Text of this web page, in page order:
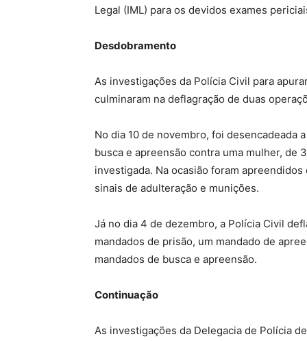
Legal (IML) para os devidos exames
Desdobramento
As investigações da Polícia Civil para
culminaram na deflagração de duas
No dia 10 de novembro, foi desencadeada
busca e apreensão contra uma mulher, de
investigada. Na ocasião foram
sinais de adulteração e munições.
Já no dia 4 de dezembro, a Polícia Civil
mandados de prisão, um mandado de
mandados de busca e apreensão.
Continuação
As investigações da Delegacia de Polícia